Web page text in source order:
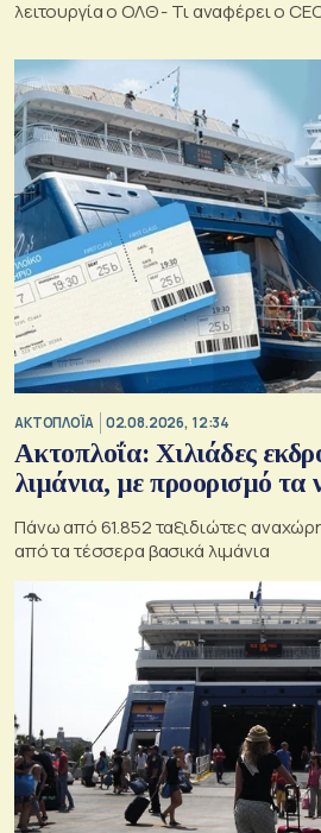
λειτουργία ο ΟΛΘ - Τι αναφέρει ο
ΑΚΤΟΠΛΟΪΑ 02.08.2026, 12:34
Ακτοπλοΐα: Χιλιάδες
λιμάνια, με προορισμό τα
Πάνω από 61.852 ταξιδιώτες
από τα τέσσερα βασικά λιμάνια